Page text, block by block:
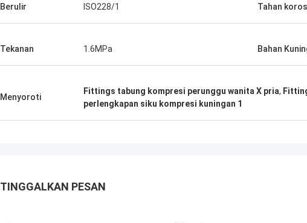
Berulir ISO228/1 Tahan
Tekanan 1.6MPa Bahan
Menyoroti
Fittings tabung kompresi perunggu wanita X pria,
perlengkapan siku kompresi kuningan 1
TINGGALKAN PESAN